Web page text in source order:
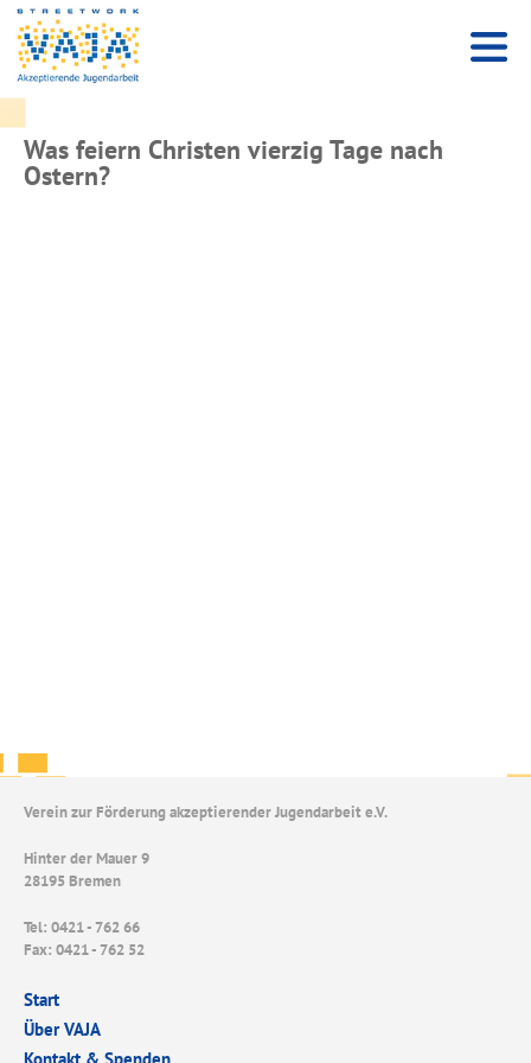
Was feiern Christen vierzig Tage nach
Ostern?
Verein zur Förderung akzeptierender Jugendarbeit e.V.
Hinter der Mauer 9
28195 Bremen
Tel: 0421 - 762 66
Fax: 0421 - 762 52
Start
Über VAJA